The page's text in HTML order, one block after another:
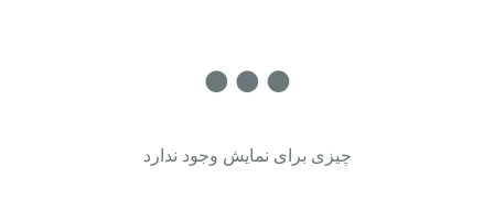
چیزی برای نمایش وجود ندارد